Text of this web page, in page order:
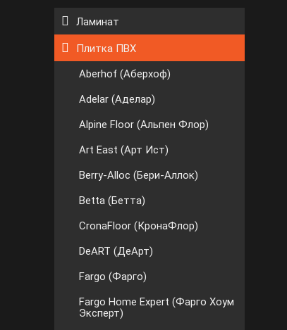
Ламинат
Плитка ПВХ
Aberhof (Аберхоф)
Adelar (Аделар)
Alpine Floor (Альпен Флор)
Art East (Арт Ист)
Berry-Alloc (Бери-Аллок)
Betta (Бетта)
CronaFloor (КронаФлор)
DeART (ДеАрт)
Fargo (Фарго)
Fargo Home Expert (Фарго Хоум
Эксперт)